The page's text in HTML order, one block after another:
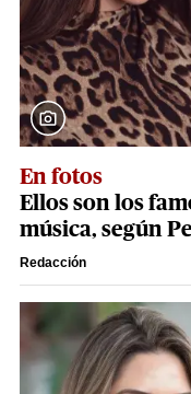
En fotos
Ellos son los
música, según
Redacción